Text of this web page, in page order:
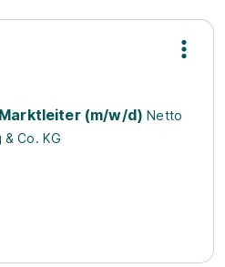
(m/w/d) Netto
Co. KG